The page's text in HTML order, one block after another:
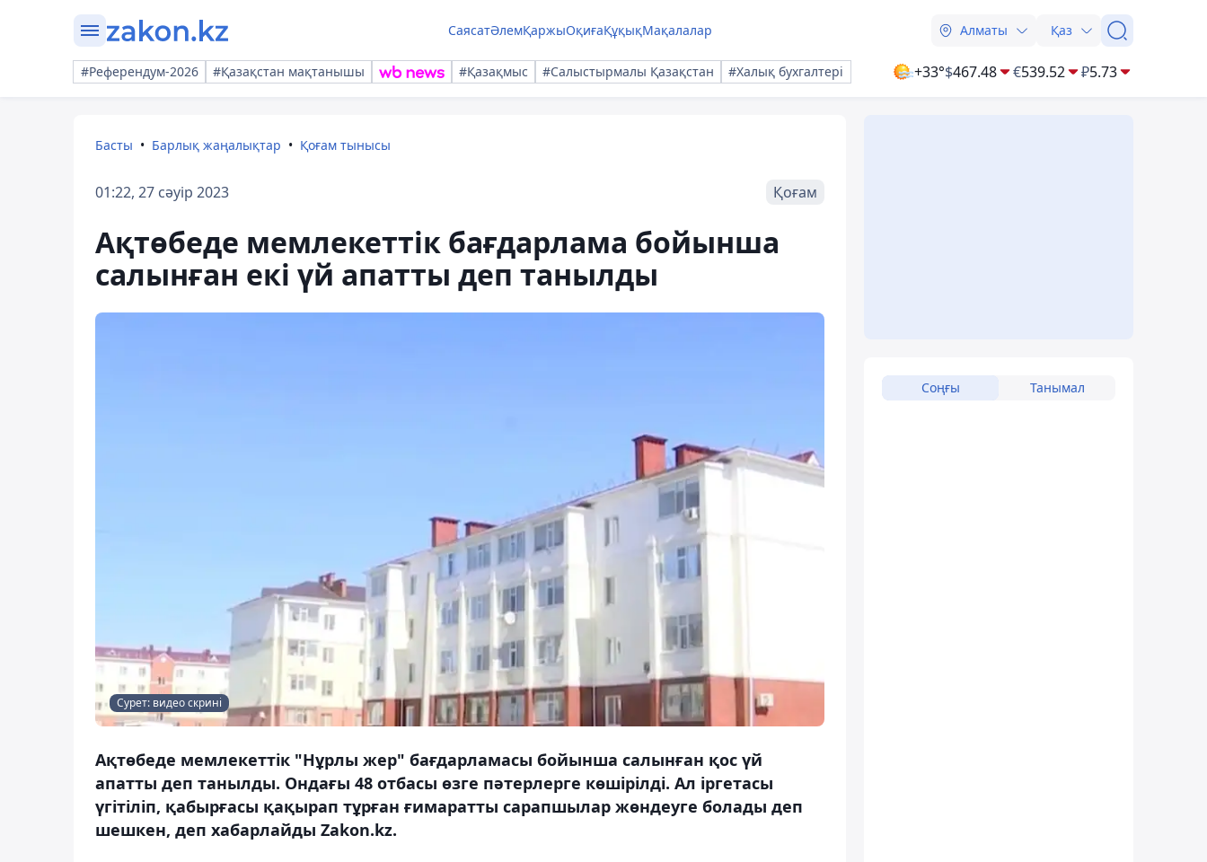
СаясатӘлемҚаржыОқиғаҚұқықМақалалар Алматы Қаз
#Референдум-2026 #Қазақстан мақтанышы #Қазақмыс #Салыстырмалы Қазақстан #Халық бухгалтері +33°$467.48 €539.52 ₽5.73
Басты Барлық жаңалықтар Қоғам тынысы
01:22, 27 сәуір 2023 Қоғам
Ақтөбеде мемлекеттік бағдарлама бойынша
салынған екі үй апатты деп танылды
Сурет: видео скрині
Ақтөбеде мемлекеттік "Нұрлы жер" бағдарламасы бойынша салынған қос үй
апатты деп танылды. Ондағы 48 отбасы өзге пәтерлерге көшірілді. Ал іргетасы
үгітіліп, қабырғасы қақырап тұрған ғимаратты сарапшылар жөндеуге болады деп
шешкен, деп хабарлайды Zakon.kz.
Соңғы Танымал